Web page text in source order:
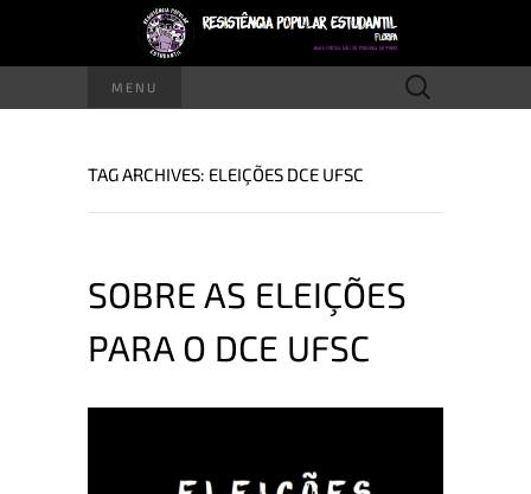
MENU
Pesquisar
por:
TAG ARCHIVES: ELEIÇÕES DCE UFSC
SOBRE AS ELEIÇÕES
PARA O DCE UFSC